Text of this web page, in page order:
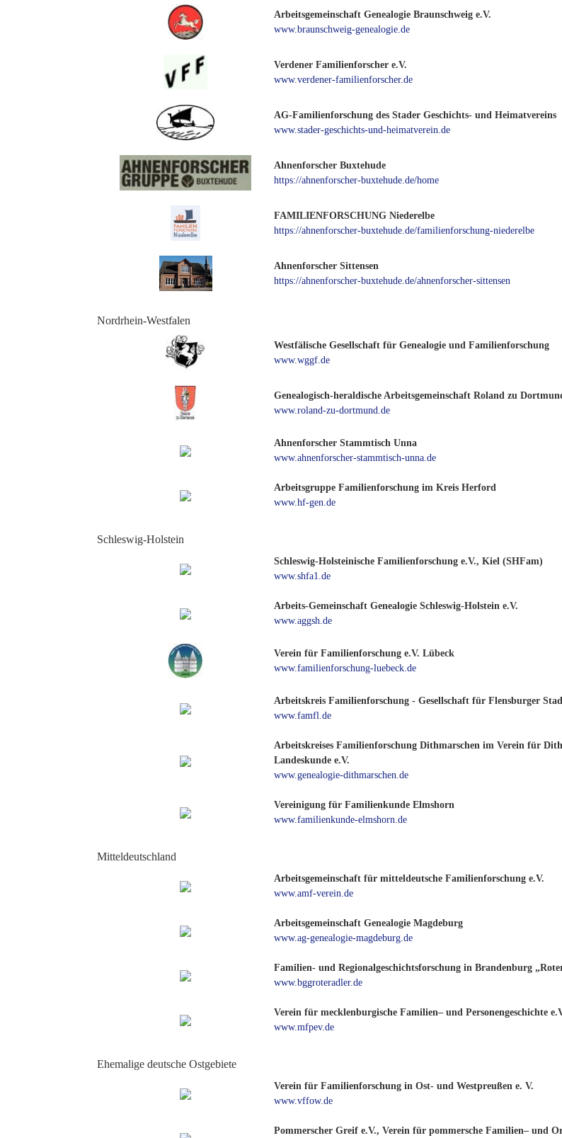
Arbeitsgemeinschaft Genealogie Braunschweig e.V.
www.braunschweig-genealogie.de
Verdener Familienforscher e.V.
www.verdener-familienforscher.de
AG-Familienforschung des Stader Geschichts- und Heimatvereins
www.stader-geschichts-und-heimatverein.de
Ahnenforscher Buxtehude
https://ahnenforscher-buxtehude.de/home
FAMILIENFORSCHUNG Niederelbe
https://ahnenforscher-buxtehude.de/familienforschung-niederelbe
Ahnenforscher Sittensen
https://ahnenforscher-buxtehude.de/ahnenforscher-sittensen
Nordrhein-Westfalen
Westfälische Gesellschaft für Genealogie und Familienforschung
www.wggf.de
Genealogisch-heraldische Arbeitsgemeinschaft Roland zu
www.roland-zu-dortmund.de
Ahnenforscher Stammtisch Unna
www.ahnenforscher-stammtisch-unna.de
Arbeitsgruppe Familienforschung im Kreis Herford
www.hf-gen.de
Schleswig-Holstein
Schleswig-Holsteinische Familienforschung e.V., Kiel (SHFam)
www.shfa1.de
Arbeits-Gemeinschaft Genealogie Schleswig-Holstein e.V.
www.aggsh.de
Verein für Familienforschung e.V. Lübeck
www.familienforschung-luebeck.de
Arbeitskreis Familienforschung - Gesellschaft für Flensburger
www.famfl.de
Arbeitskreises Familienforschung Dithmarschen im Verein für
Landeskunde e.V.
www.genealogie-dithmarschen.de
Vereinigung für Familienkunde Elmshorn
www.familienkunde-elmshorn.de
Mitteldeutschland
Arbeitsgemeinschaft für mitteldeutsche Familienforschung e.V.
www.amf-verein.de
Arbeitsgemeinschaft Genealogie Magdeburg
www.ag-genealogie-magdeburg.de
Familien- und Regionalgeschichtsforschung in Brandenburg
www.bggroteradler.de
Verein für mecklenburgische Familien– und Personengeschichte
www.mfpev.de
Ehemalige deutsche Ostgebiete
Verein für Familienforschung in Ost- und Westpreußen e. V.
www.vffow.de
Pommerscher Greif e.V., Verein für pommersche Familien– und